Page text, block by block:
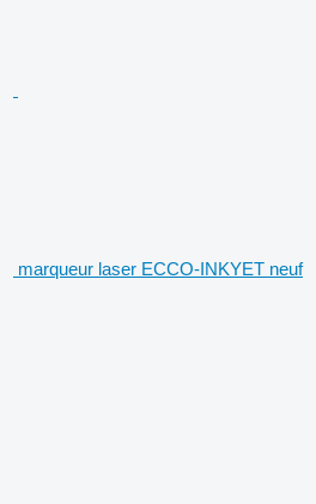
marqueur laser ECCO-INKYET neuf